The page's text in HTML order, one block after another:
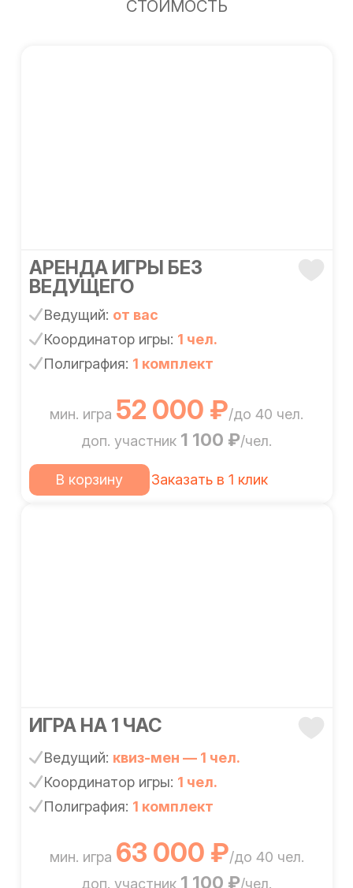
СТОИМОСТЬ
АРЕНДА ИГРЫ БЕЗ
ВЕДУЩЕГО
Ведущий: от вас
Координатор игры: 1 чел.
Полиграфия: 1 комплект
мин. игра 52 000 ₽/до 40 чел.
доп. участник 1 100 ₽/чел.
В корзину Заказать в 1 клик
ИГРА НА 1 ЧАС
Ведущий: квиз-мен — 1 чел.
Координатор игры: 1 чел.
Полиграфия: 1 комплект
мин. игра 63 000 ₽/до 40 чел.
доп. участник 1 100 ₽/чел.